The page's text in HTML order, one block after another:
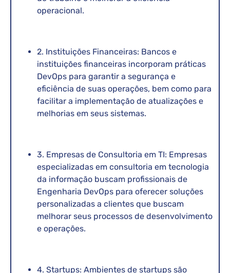
operacional.
2. Instituições Financeiras: Bancos e
instituições financeiras incorporam práticas
DevOps para garantir a segurança e
eficiência de suas operações, bem como para
facilitar a implementação de atualizações e
melhorias em seus sistemas.
3. Empresas de Consultoria em TI: Empresas
especializadas em consultoria em tecnologia
da informação buscam profissionais de
Engenharia DevOps para oferecer soluções
personalizadas a clientes que buscam
melhorar seus processos de desenvolvimento
e operações.
4. Startups: Ambientes de startups são